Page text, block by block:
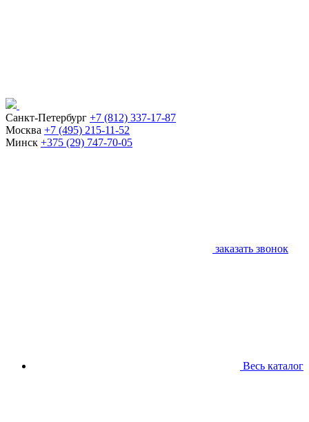
Санкт-Петербург +7 (812) 337-17-87
Москва +7 (495) 215-11-52
Минск +375 (29) 747-70-05
заказать звонок
Весь каталог